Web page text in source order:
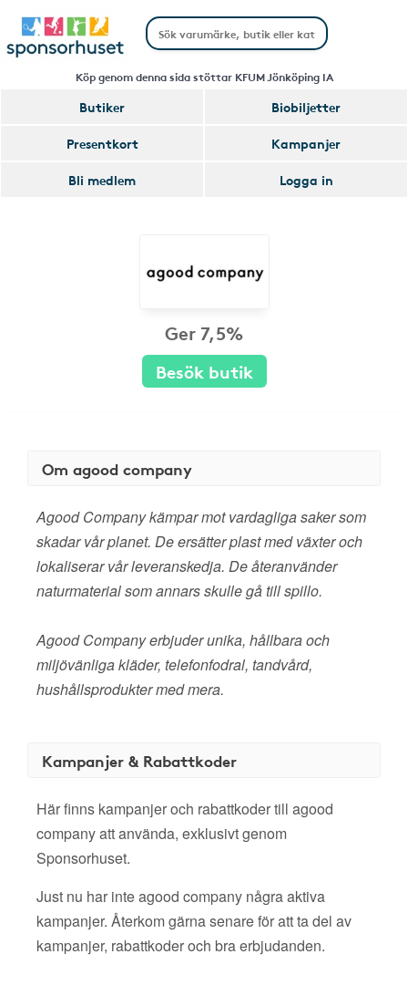
Köp genom denna sida stöttar KFUM Jönköping IA
Butiker
Biobiljetter
Presentkort
Kampanjer
Bli medlem
Logga in
Ger 7,5%
Besök butik
Om agood company
Agood Company kämpar mot vardagliga saker som
skadar vår planet. De ersätter plast med växter och
lokaliserar vår leveranskedja. De återanvänder
naturmaterial som annars skulle gå till spillo.
Agood Company erbjuder unika, hållbara och
miljövänliga kläder, telefonfodral, tandvård,
hushållsprodukter med mera.
Kampanjer & Rabattkoder
Här finns kampanjer och rabattkoder till agood
company att använda, exklusivt genom
Sponsorhuset.
Just nu har inte agood company några aktiva
kampanjer. Återkom gärna senare för att ta del av
kampanjer, rabattkoder och bra erbjudanden.